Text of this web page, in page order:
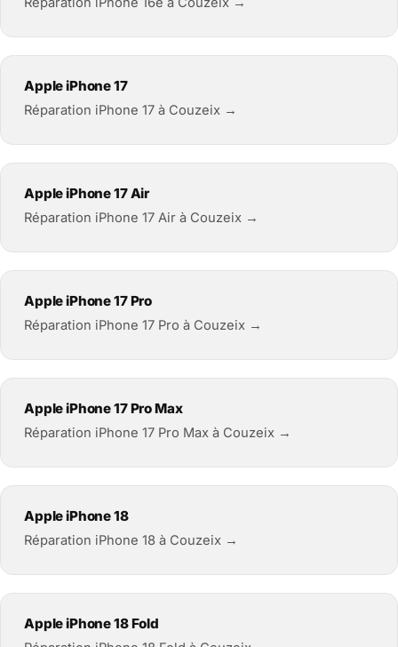
Apple iPhone 17
Réparation iPhone 17 à Couzeix →
Apple iPhone 17 Air
Réparation iPhone 17 Air à Couzeix →
Apple iPhone 17 Pro
Réparation iPhone 17 Pro à Couzeix →
Apple iPhone 17 Pro Max
Réparation iPhone 17 Pro Max à Couzeix →
Apple iPhone 18
Réparation iPhone 18 à Couzeix →
Apple iPhone 18 Fold